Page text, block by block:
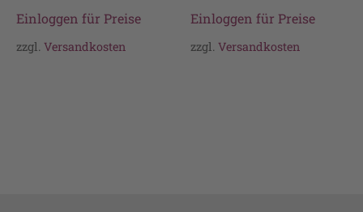
Einloggen für Preise
zzgl. Versandkosten
Einloggen für Preise
zzgl.Versandkosten